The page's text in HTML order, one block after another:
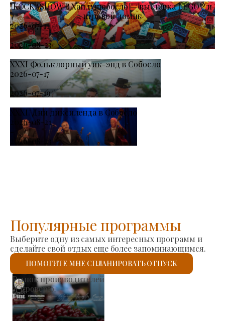
KOCKASHOW В Хайдушобосло — выставка LEGO® и
игровой домик
2026-07-11
-
2026-08-23
XXXI Фольклорный уик-энд в Собосло
2026-07-17
-
2026-07-19
XXXI. Дни диксиленда в Собосло
2026-08-21
-
2026-08-23
Популярные программы
Выберите одну из самых интересных программ и
сделайте свой отдых еще более запоминающимся.
ПОМОГИТЕ МНЕ СПЛАНИРОВАТЬ ОТПУСК
Римско-католическая церковь Святого Ласло
Я проверю.